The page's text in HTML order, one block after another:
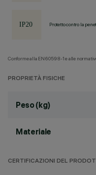
Protetto contro la
Conforme alla EN60598-1 e alle
PROPRIETÀ FISICHE
Peso (kg)
Materiale
CERTIFICAZIONI DEL